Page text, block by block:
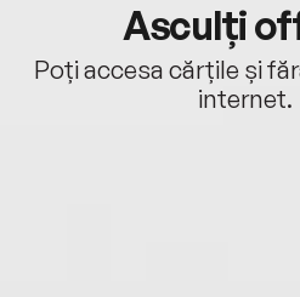
Asculți
Poți accesa cărțile și
internet.